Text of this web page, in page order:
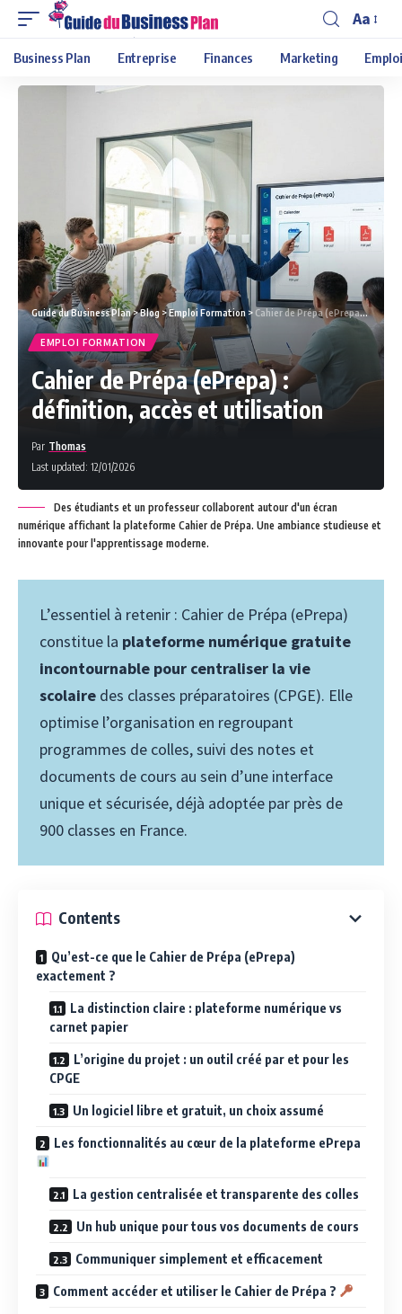
Aa
Business Plan Entreprise Finances Marketing
Guide du Business Plan>Blog >Emploi Formation > Cahier de Prépa (ePrepa) : définition, accès et utilisation
EMPLOI FORMATION
Cahier de Prépa (ePrepa) :
définition, accès et utilisation
Last updated: 12/01/2026
Par Thomas
Des étudiants et un professeur collaborent autour d'un écran
numérique affichant la plateforme Cahier de Prépa. Une ambiance studieuse et
innovante pour l'apprentissage moderne.
L’essentiel à retenir : Cahier de Prépa (ePrepa)
constitue la plateforme numérique gratuite
incontournable pour centraliser la vie
scolaire des classes préparatoires (CPGE). Elle
optimise l’organisation en regroupant
programmes de colles, suivi des notes et
documents de cours au sein d’une interface
unique et sécurisée, déjà adoptée par près de
900 classes en France.
Contents
Qu’est-ce que le Cahier de Prépa (ePrepa)
exactement ?
La distinction claire : plateforme numérique vs
carnet papier
L’origine du projet : un outil créé par et pour les
CPGE
Un logiciel libre et gratuit, un choix assumé
Les fonctionnalités au cœur de la plateforme ePrepa
La gestion centralisée et transparente des colles
Un hub unique pour tous vos documents de cours
Communiquer simplement et efficacement
Comment accéder et utiliser le Cahier de Prépa ?